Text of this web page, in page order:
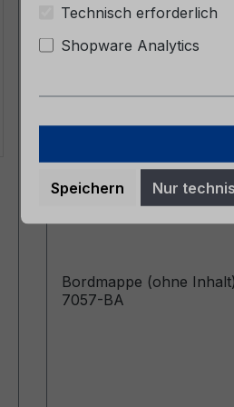
Bordmappe (ohne
6M51-7057-BA
Bordmappe (ohne
7057-BA
Technisch erforderlich
Shopware Analytics
Speichern Nur